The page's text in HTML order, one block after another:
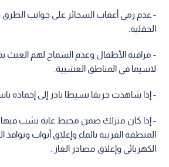
- عدم رمي أعقاب السجائر على جوانب
الحقلية.
- مراقبة الأطفال وعدم السماح لهم العبث
لاسيما في المناطق العشبية.
- إذا شاهدت حريقا بسيطا بادر إلى إخماده
- إذا كان منزلك ضمن محيط غابة نشب
المنطقة القريبة بالماء وإغلاق أبواب ونوافذ
الكهربائي وإغلاق مصادر الغاز .